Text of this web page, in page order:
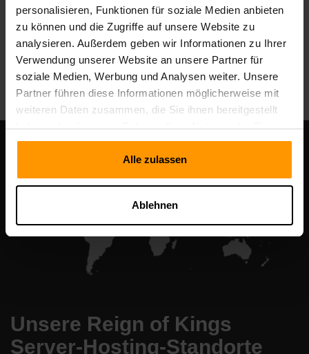
personalisieren, Funktionen für soziale Medien anbieten
zu können und die Zugriffe auf unsere Website zu
analysieren. Außerdem geben wir Informationen zu Ihrer
Verwendung unserer Website an unsere Partner für
soziale Medien, Werbung und Analysen weiter. Unsere
Partner führen diese Informationen möglicherweise mit
weiteren Daten zusammen, die Sie ihnen bereitgestellt
haben oder die sie im Rahmen Ihrer Nutzung der Dienste
gesammelt haben.
Alle zulassen
Ablehnen
Server-Hosting
All Games
Unsere Reign of Kings
Server-Hosting-Standorte